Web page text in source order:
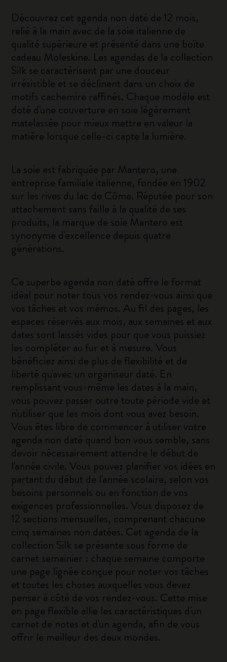
Découvrez cet agenda non daté de 12 mois,
relié à la main avec de la soie italienne de
qualité supérieure et présenté dans une boîte
cadeau Moleskine. Les agendas de la collection
Silk se caractérisent par une douceur
irrésistible et se déclinent dans un choix de
motifs cachemire raffinés. Chaque modèle est
doté d'une couverture en soie légèrement
matelassée pour mieux mettre en valeur la
matière lorsque celle-ci capte la lumière.
La soie est fabriquée par Mantero, une
entreprise familiale italienne, fondée en 1902
sur les rives du lac de Côme. Réputée pour son
attachement sans faille à la qualité de ses
produits, la marque de soie Mantero est
synonyme d'excellence depuis quatre
générations.
Ce superbe agenda non daté offre le format
idéal pour noter tous vos rendez-vous ainsi que
vos tâches et vos mémos. Au fil des pages, les
espaces réservés aux mois, aux semaines et aux
dates sont laissés vides pour que vous puissiez
les compléter au fur et à mesure. Vous
bénéficiez ainsi de plus de flexibilité et de
liberté qu'avec un organiseur daté. En
remplissant vous-même les dates à la main,
vous pouvez passer outre toute période vide et
n'utiliser que les mois dont vous avez besoin.
Vous êtes libre de commencer à utiliser votre
agenda non daté quand bon vous semble, sans
devoir nécessairement attendre le début de
l'année civile. Vous pouvez planifier vos idées en
partant du début de l'année scolaire, selon vos
besoins personnels ou en fonction de vos
exigences professionnelles. Vous disposez de
12 sections mensuelles, comprenant chacune
cinq semaines non datées. Cet agenda de la
collection Silk se présente sous forme de
carnet semainier : chaque semaine comporte
une page lignée conçue pour noter vos tâches
et toutes les choses auxquelles vous devez
penser à côté de vos rendez-vous. Cette mise
en page flexible allie les caractéristiques d'un
carnet de notes et d'un agenda, afin de vous
offrir le meilleur des deux mondes.